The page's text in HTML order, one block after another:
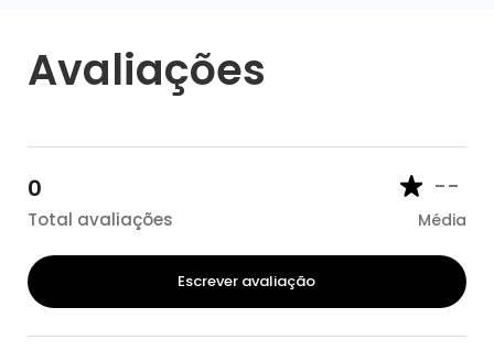
Avaliações
0
Total avaliações
--
Média
Escrever avaliação